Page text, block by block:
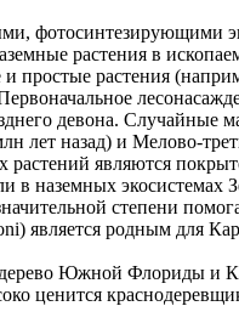
фотосинтезирующими
растения в
простые растения
девона. Случайные
лет назад) и Мелово-
являются
в наземных
степени
является родным для
Южной Флориды и
ценится